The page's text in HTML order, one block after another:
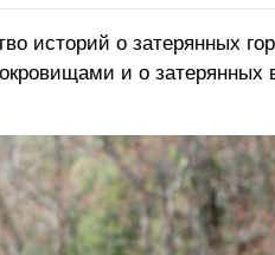
историй о затерянных
и о